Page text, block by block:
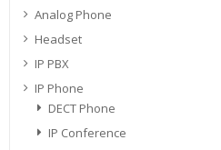
Analog Phone
Headset
IP PBX
IP Phone
DECT Phone
IP Conference